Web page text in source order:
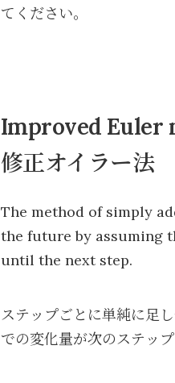
てください。
Improved Euler
修正オイラー法
The method of simply
the future by assuming
until the next step.
ステップごとに単純に足
での変化量が次のステッ